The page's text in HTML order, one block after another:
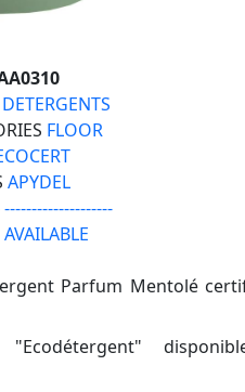
DETERGENTS
FLOOR
APYDEL
--------------------
AVAILABLE
Parfum Mentolé